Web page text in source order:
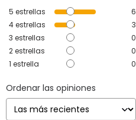
5 estrellas
6
4estrellas
3
3 estrellas
0
2estrellas
0
1 estrella 0
Ordenar las opiniones